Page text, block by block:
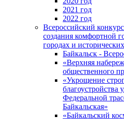
2021 год
2022 год
Всероссийский
создания комфортной
городах и
Байкальск -
«Верхняя
общественного
«Укрощение
благоустройства
Федеральной
Байкальская»
«Байкальский